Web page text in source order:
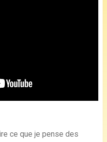
ce que je pense des